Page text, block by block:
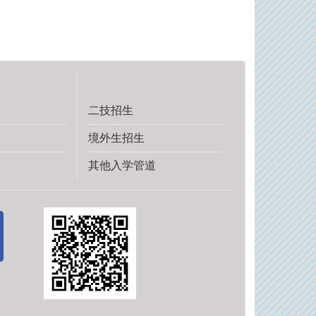
二技招生
境外生招生
其他入学管道